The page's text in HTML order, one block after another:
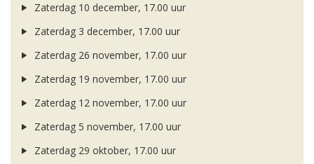
Zaterdag 10 december, 17.00 uur
Zaterdag 3 december, 17.00 uur
Zaterdag 26 november, 17.00 uur
Zaterdag 19 november, 17.00 uur
Zaterdag 12 november, 17.00 uur
Zaterdag 5 november, 17.00 uur
Zaterdag 29 oktober, 17.00 uur